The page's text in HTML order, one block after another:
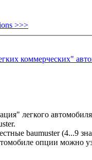
>>>
коммерческих"
легкого
baumuster (4...9
опции можно